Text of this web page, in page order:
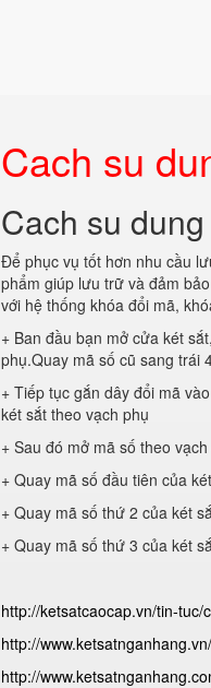
Cach su
Cach su
Để phục vụ tốt hơn nhu cầu
phẩm giúp lưu trữ và đảm
với hệ thống khóa đổi mã,
+ Ban đầu bạn mở cửa két
phụ.Quay mã số cũ sang trái
+ Tiếp tục gắn dây đổi mã
két sắt theo vạch phụ
+ Sau đó mở mã số theo
+ Quay mã số đầu tiên của
+ Quay mã số thứ 2 của két
+ Quay mã số thứ 3 của két
http://ketsatcaocap.vn/tin-
http://
http://